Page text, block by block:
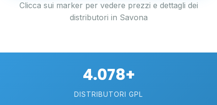
Clicca sui marker per vedere prezzi e dettagli dei
distributori in Savona
4.078+
DISTRIBUTORI GPL